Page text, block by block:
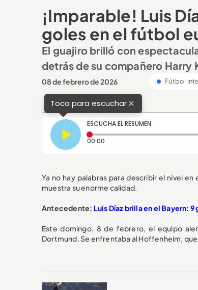
¡Imparable! Luis
goles en el fútbol
El guajiro brilló con
detrás de su compañero Harry
08 de febrero de 2026 Fútbol
Toca para escuchar×
ESCUCHA EL RESUMEN
00:00
Ya no hay palabras para describir el nivel en
muestra su enorme calidad.
Antecedente: Luis Díaz brilla en el Bayern:
Este domingo, 8 de febrero, el equipo
Dortmund. Se enfrentaba al Hoffenheim,